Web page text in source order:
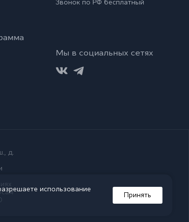
Звонок по РФ бесплатный
Мы в социальных сетях
д.
использование
Принять